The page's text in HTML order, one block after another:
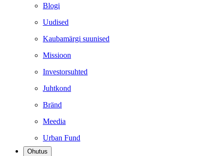
Blogi
Uudised
Kaubamärgi suunised
Missioon
Investorsuhted
Juhtkond
Bränd
Meedia
Urban Fund
Ohutus